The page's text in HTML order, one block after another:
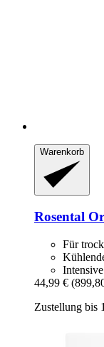
Warenkorb
Rosental
Für
44,99 €
Zustellung bis